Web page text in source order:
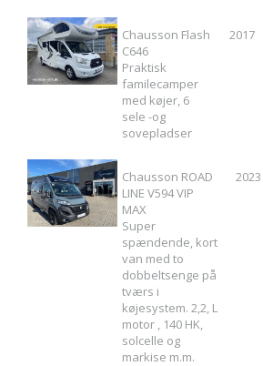
Chausson Flash
C646
Praktisk
familecamper
med køjer, 6
sele -og
sovepladser
2017
Chausson ROAD
LINE V594 VIP
MAX
Super
spændende, kort
van med to
dobbeltsenge på
tværs i
køjesystem. 2,2, L
motor , 140 HK,
solcelle og
markise m.m.
2023